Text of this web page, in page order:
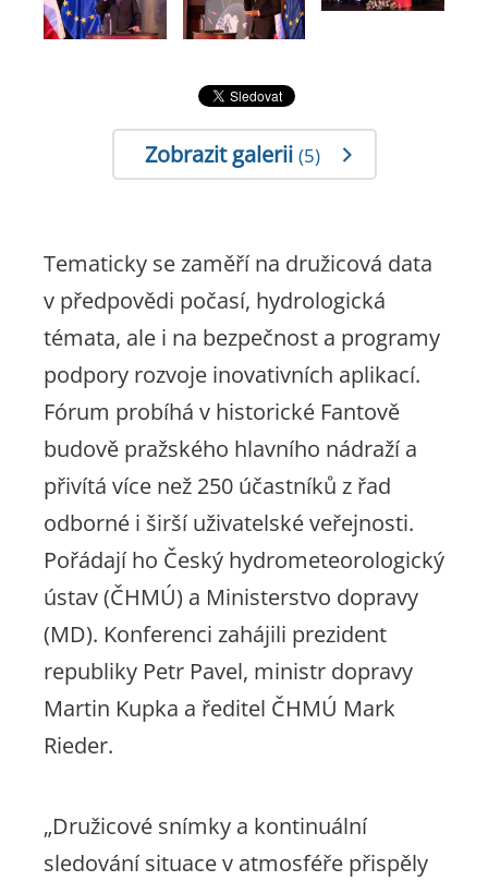
Zobrazit galerii (5)
Tematicky se zaměří na družicová data
v předpovědi počasí, hydrologická
témata, ale i na bezpečnost a programy
podpory rozvoje inovativních aplikací.
Fórum probíhá v historické Fantově
budově pražského hlavního nádraží a
přivítá více než 250 účastníků z řad
odborné i širší uživatelské veřejnosti.
Pořádají ho Český hydrometeorologický
ústav (ČHMÚ) a Ministerstvo dopravy
(MD). Konferenci zahájili prezident
republiky Petr Pavel, ministr dopravy
Martin Kupka a ředitel ČHMÚ Mark
Rieder.
„Družicové snímky a kontinuální
sledování situace v atmosféře přispěly